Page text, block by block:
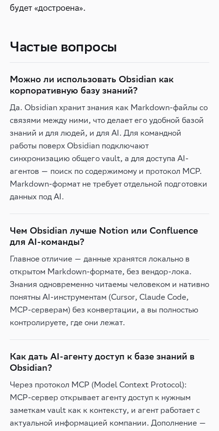
будет «достроена».
Частые вопросы
Можно ли использовать Obsidian как
корпоративную базу знаний?
Да. Obsidian хранит знания как Markdown-файлы со
связями между ними, что делает его удобной базой
знаний и для людей, и для AI. Для командной
работы поверх Obsidian подключают
синхронизацию общего vault, а для доступа AI-
агентов — поиск по содержимому и протокол MCP.
Markdown-формат не требует отдельной подготовки
данных под AI.
Чем Obsidian лучше Notion или Confluence
для AI-команды?
Главное отличие — данные хранятся локально в
открытом Markdown-формате, без вендор-лока.
Знания одновременно читаемы человеком и нативно
понятны AI-инструментам (Cursor, Claude Code,
MCP-серверам) без конвертации, а вы полностью
контролируете, где они лежат.
Как дать AI-агенту доступ к базе знаний в
Obsidian?
Через протокол MCP (Model Context Protocol):
MCP-сервер открывает агенту доступ к нужным
заметкам vault как к контексту, и агент работает с
актуальной информацией компании. Дополнение —